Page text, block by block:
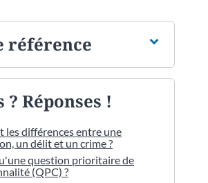
référence
? Réponses !
les différences entre une
un délit et un crime ?
question prioritaire de
(QPC) ?